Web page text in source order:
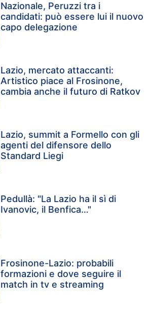
Nazionale, Peruzzi tra i
candidati: può essere lui il nuovo
capo delegazione
Lazio, mercato attaccanti:
Artistico piace al Frosinone,
cambia anche il futuro di Ratkov
Lazio, summit a Formello con gli
agenti del difensore dello
Standard Liegi
Pedullà: "La Lazio ha il sì di
Ivanovic, il Benfica…"
Frosinone-Lazio: probabili
formazioni e dove seguire il
match in tv e streaming